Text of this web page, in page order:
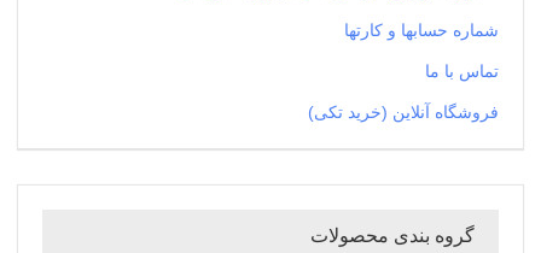
شماره حسابها و کارتها
تماس با ما
فروشگاه آنلاین (خرید تکی)
گروه بندی محصولات